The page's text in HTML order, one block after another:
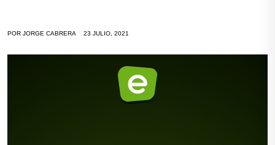
POR JORGE CABRERA 23 JULIO, 2021